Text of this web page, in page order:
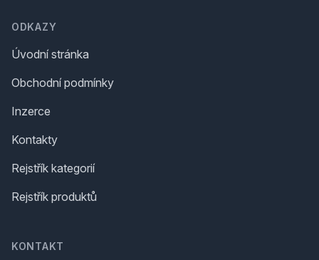
ODKAZY
Úvodní stránka
Obchodní podmínky
Inzerce
Kontakty
Rejstřík kategorií
Rejstřík produktů
KONTAKT